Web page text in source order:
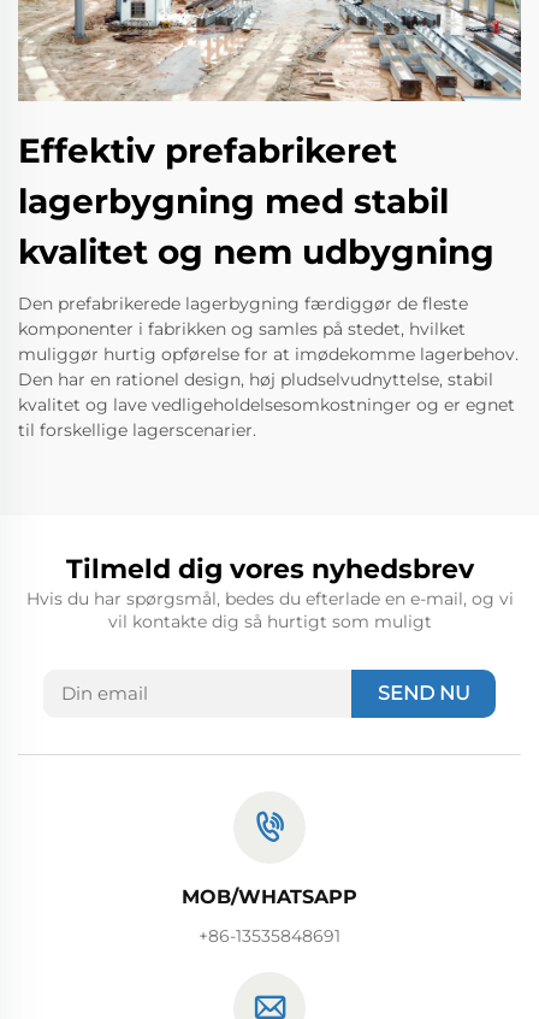
Effektiv prefabrikeret
lagerbygning med stabil
kvalitet og nem udbygning
Den prefabrikerede lagerbygning færdiggør de fleste
komponenter i fabrikken og samles på stedet, hvilket
muliggør hurtig opførelse for at imødekomme lagerbehov.
Den har en rationel design, høj pludselvudnyttelse, stabil
kvalitet og lave vedligeholdelsesomkostninger og er egnet
til forskellige lagerscenarier.
Tilmeld dig vores nyhedsbrev
Hvis du har spørgsmål, bedes du efterlade en e-mail, og vi
vil kontakte dig så hurtigt som muligt
SEND NU
MOB/WHATSAPP
+86-13535848691